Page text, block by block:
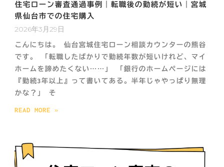
住宅ローン審査通過事例｜転職後の勤続が短い｜宮城
県仙台市での住宅購入
2026年3月29日
こんにちは。 仙台宮城住宅ローン相談カウンターの熊谷
です。 「転職したばかりで勤続年数が短いけれど、マイ
ホームを諦めたくない……」 「銀行のホームページには
『勤続3年以上』って書いてある。半年じゃやっぱり無理
かな？」 そ
READ MORE »